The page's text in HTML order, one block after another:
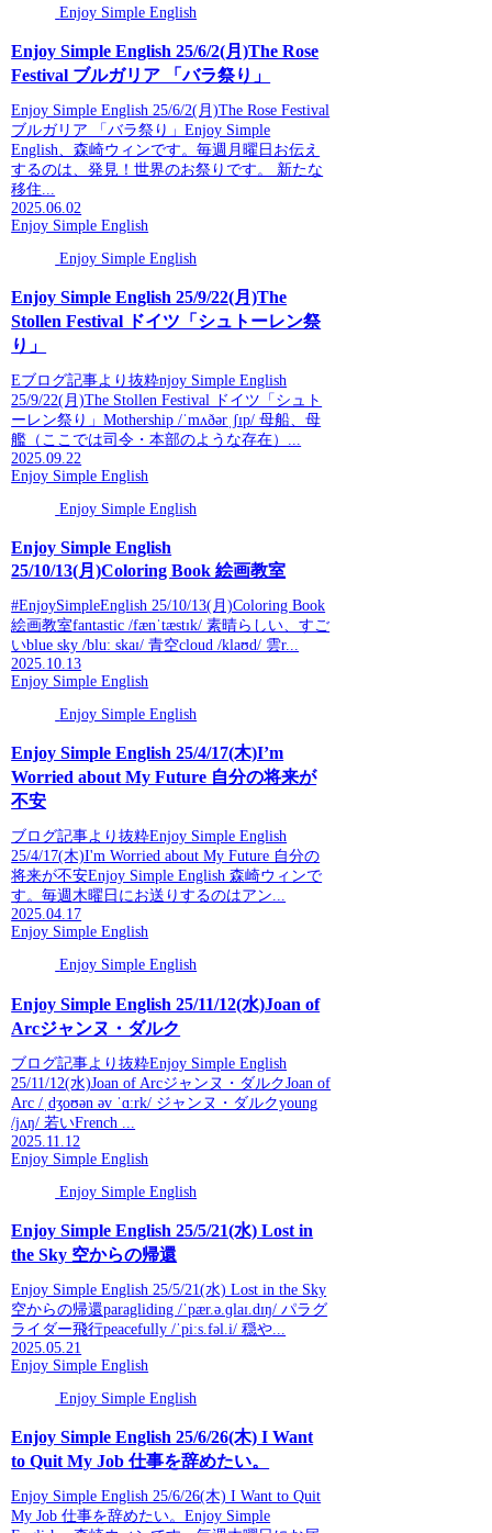
Enjoy Simple English
Enjoy Simple English 25/6/2(月)The Rose
Festival ブルガリア 「バラ祭り」
Enjoy Simple English 25/6/2(月)The Rose Festival
ブルガリア 「バラ祭り」Enjoy Simple
English、森崎ウィンです。毎週月曜日お伝え
するのは、発見！世界のお祭りです。 新たな
移住...
2025.06.02
Enjoy Simple English
Enjoy Simple English
Enjoy Simple English 25/9/22(月)The
Stollen Festival ドイツ「シュトーレン祭
り」
Eブログ記事より抜粋njoy Simple English
25/9/22(月)The Stollen Festival ドイツ「シュト
ーレン祭り」Mothership /ˈmʌðərˌʃɪp/ 母船、母
艦（ここでは司令・本部のような存在）...
2025.09.22
Enjoy Simple English
Enjoy Simple English
Enjoy Simple English
25/10/13(月)Coloring Book 絵画教室
#EnjoySimpleEnglish 25/10/13(月)Coloring Book
絵画教室fantastic /fænˈtæstɪk/ 素晴らしい、すご
いblue sky /bluː skaɪ/ 青空cloud /klaʊd/ 雲r...
2025.10.13
Enjoy Simple English
Enjoy Simple English
Enjoy Simple English 25/4/17(木)I’m
Worried about My Future 自分の将来が
不安
ブログ記事より抜粋Enjoy Simple English
25/4/17(木)I'm Worried about My Future 自分の
将来が不安Enjoy Simple English 森崎ウィンで
す。毎週木曜日にお送りするのはアン...
2025.04.17
Enjoy Simple English
Enjoy Simple English
Enjoy Simple English 25/11/12(水)Joan of
Arcジャンヌ・ダルク
ブログ記事より抜粋Enjoy Simple English
25/11/12(水)Joan of Arcジャンヌ・ダルクJoan of
Arc /ˌdʒoʊən əv ˈɑːrk/ ジャンヌ・ダルクyoung
/jʌŋ/ 若いFrench ...
2025.11.12
Enjoy Simple English
Enjoy Simple English
Enjoy Simple English 25/5/21(水) Lost in
the Sky 空からの帰還
Enjoy Simple English 25/5/21(水) Lost in the Sky
空からの帰還paragliding /ˈpær.ə.ɡlaɪ.dɪŋ/ パラグ
ライダー飛行peacefully /ˈpiːs.fəl.i/ 穏や...
2025.05.21
Enjoy Simple English
Enjoy Simple English
Enjoy Simple English 25/6/26(木) I Want
to Quit My Job 仕事を辞めたい。
Enjoy Simple English 25/6/26(木) I Want to Quit
My Job 仕事を辞めたい。Enjoy Simple